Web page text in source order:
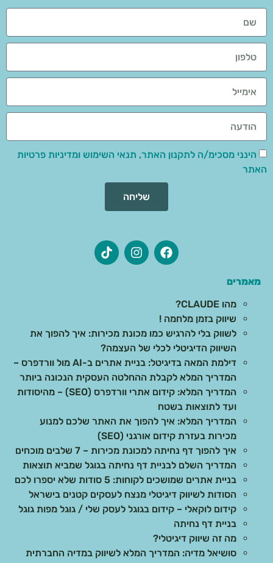
הינני מסכימ/ה לתקנון האתר, תנאי השימוש ומדיניות פרטיות
האתר
שליחה
מאמרים
מהו CLAUDE?
שיווק בזמן מלחמה !
לשווק בלי להרגיש כמו מכונת מכירות: איך להפוך את
השיווק הדיגיטלי לכלי של העצמה?
דילמת המאה בדיגיטל: בניית אתרים ב-AI מול וורדפרס –
המדריך המלא לקבלת ההחלטה העסקית הנכונה ביותר
המדריך המלא: קידום אתרי וורדפרס (SEO) – מהיסודות
ועד לתוצאות בשטח
המדריך המלא: איך להפוך את האתר שלכם למנוע
מכירות בעזרת קידום אורגני (SEO)
איך להפוך דף נחיתה למכונת מכירות – 7 שלבים מוכחים
המדריך השלם לבניית דף נחיתה בגוגל שמביא תוצאות
בניית אתרים שמושכים לקוחות: 5 סודות שלא יספרו לכם
הסודות לשיווק דיגיטלי מנצח לעסקים קטנים בישראל
קידום לוקאלי – קידום בגוגל לעסק שלי / גוגל מפות גוגל
בניית דף נחיתה
מה זה שיווק דיגיטלי?
סושיאל מדיה: המדריך המלא לשיווק במדיה החברתית